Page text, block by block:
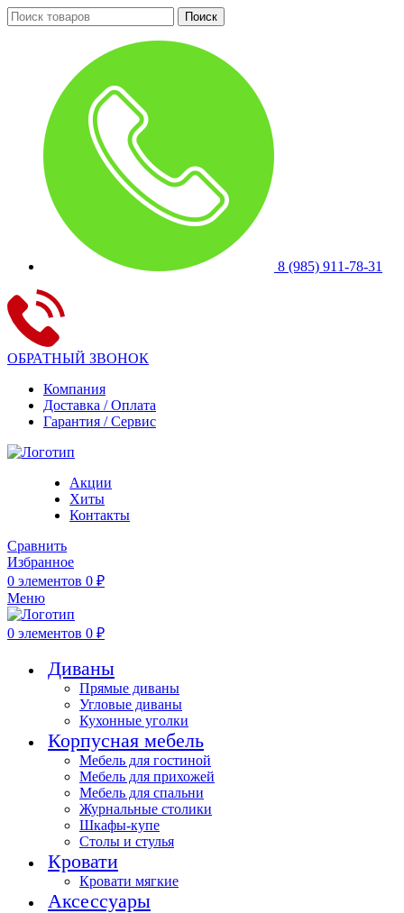
Поиск
8 (985) 911-78-31
ОБРАТНЫЙ ЗВОНОК
Компания
Доставка / Оплата
Гарантия / Сервис
Акции
Хиты
Контакты
Сравнить
Избранное
0 элементов 0 ₽
Меню
0 элементов 0 ₽
Диваны
Прямые диваны
Угловые диваны
Кухонные уголки
Корпусная мебель
Мебель для гостиной
Мебель для прихожей
Мебель для спальни
Журнальные столики
Шкафы-купе
Столы и стулья
Кровати
Кровати мягкие
Аксессуары